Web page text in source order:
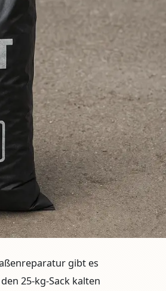
gibt es
25-kg-Sack kalten